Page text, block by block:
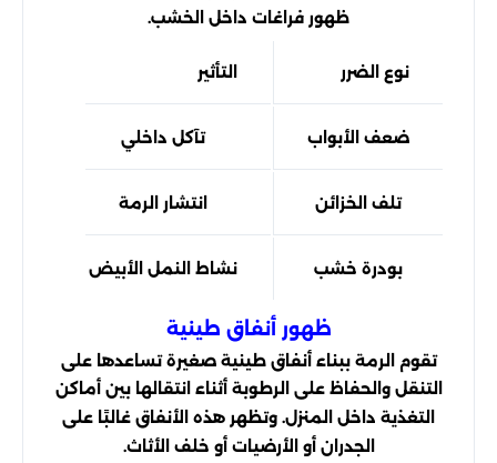
ظهور فراغات داخل الخشب.
نوع الضرر التأثير
ضعف الأبواب تآكل داخلي
تلف الخزائن انتشار الرمة
بودرة خشب نشاط النمل الأبيض
ظهور أنفاق طينية
تقوم الرمة ببناء أنفاق طينية صغيرة تساعدها على
التنقل والحفاظ على الرطوبة أثناء انتقالها بين أماكن
التغذية داخل المنزل. وتظهر هذه الأنفاق غالبًا على
الجدران أو الأرضيات أو خلف الأثاث.